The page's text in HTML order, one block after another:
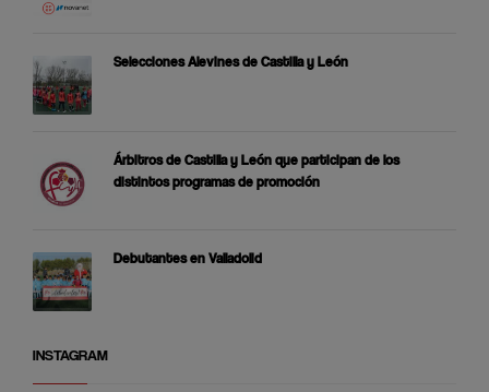
Selecciones Alevines de Castilla y León
Árbitros de Castilla y León que participan de los
distintos programas de promoción
Debutantes en Valladolid
INSTAGRAM